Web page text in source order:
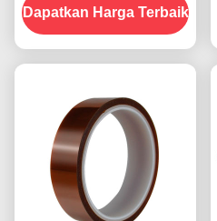
1000V
Dapatkan Harga Terbaik